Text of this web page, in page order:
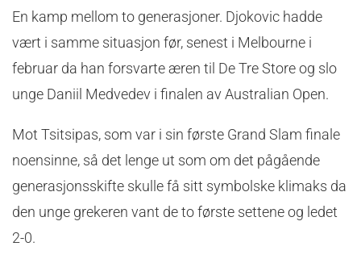
En kamp mellom to generasjoner. Djokovic hadde
vært i samme situasjon før, senest i Melbourne i
februar da han forsvarte æren til De Tre Store og slo
unge Daniil Medvedev i finalen av Australian Open.
Mot Tsitsipas, som var i sin første Grand Slam finale
noensinne, så det lenge ut som om det pågående
generasjonsskifte skulle få sitt symbolske klimaks da
den unge grekeren vant de to første settene og ledet
2-0.